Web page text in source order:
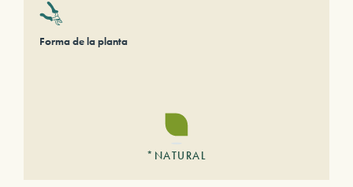
Forma de la planta
*NATURAL